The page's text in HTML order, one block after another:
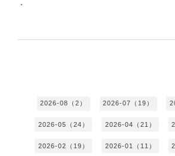
・
2026-08（2） 2026-07（19）
2026-05（24） 2026-04（21）
2026-02（19） 2026-01（11）